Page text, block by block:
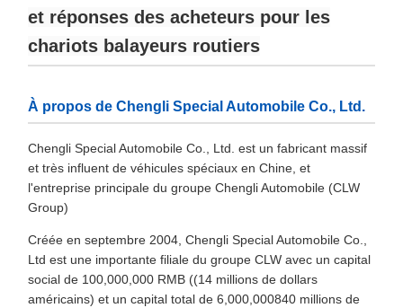
et réponses des acheteurs pour les
chariots balayeurs routiers
À propos de Chengli Special Automobile Co., Ltd.
Chengli Special Automobile Co., Ltd. est un fabricant massif
et très influent de véhicules spéciaux en Chine, et
l'entreprise principale du groupe Chengli Automobile (CLW
Group)
Créée en septembre 2004, Chengli Special Automobile Co.,
Ltd est une importante filiale du groupe CLW avec un capital
social de 100,000,000 RMB ((14 millions de dollars
américains) et un capital total de 6,000,000840 millions de